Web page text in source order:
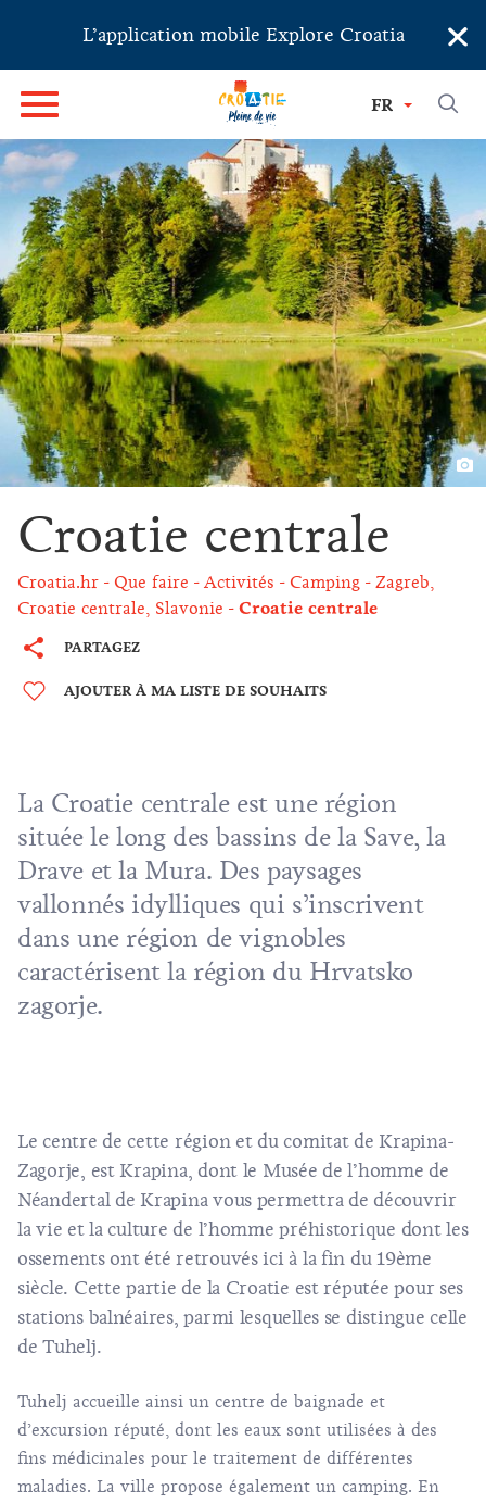
L’application mobile Explore Croatia ×
FR
Croatie centrale
Croatia.hr Que faire Activités Camping
Zagreb,
Croatie centrale, Slavonie
Croatie centrale
PARTAGEZ
AJOUTER À MA LISTE DE SOUHAITS
La Croatie centrale est une région
située le long des bassins de la Save, la
Drave et la Mura. Des paysages
vallonnés idylliques qui s’inscrivent
dans une région de vignobles
caractérisent la région du Hrvatsko
zagorje.
Le centre de cette région et du comitat de Krapina-
Zagorje, est Krapina, dont le Musée de l’homme de
Néandertal de Krapina vous permettra de découvrir
la vie et la culture de l’homme préhistorique dont les
ossements ont été retrouvés ici à la fin du 19ème
siècle. Cette partie de la Croatie est réputée pour ses
stations balnéaires, parmi lesquelles se distingue celle
de Tuhelj.
Tuhelj accueille ainsi un centre de baignade et
d’excursion réputé, dont les eaux sont utilisées à des
fins médicinales pour le traitement de différentes
maladies. La ville propose également un camping. En